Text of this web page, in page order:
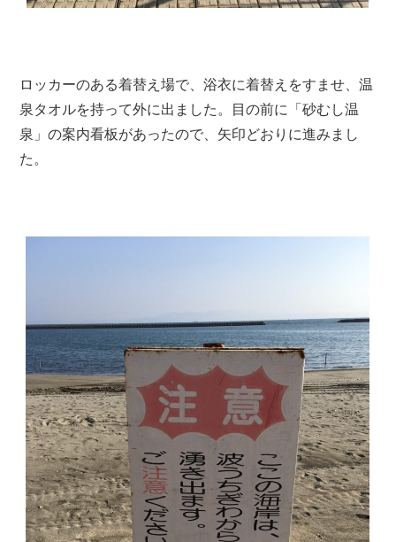
ロッカーのある着替え場で、浴衣に着替えをすませ、温
泉タオルを持って外に出ました。目の前に「砂むし温
泉」の案内看板があったので、矢印どおりに進みまし
た。